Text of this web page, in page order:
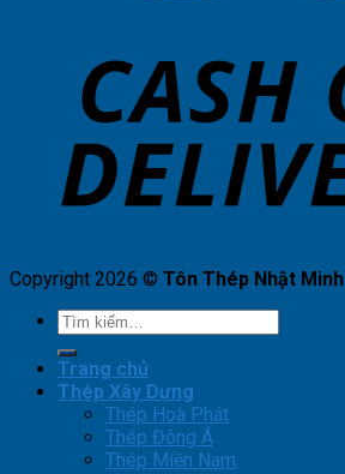
Copyright 2026 © Tôn Thép Nhật Minh
Tìm
Trang chủ
Thép Xây Dựng
Thép Hoà Phát
Thép Đông Á
Thép Miền Nam